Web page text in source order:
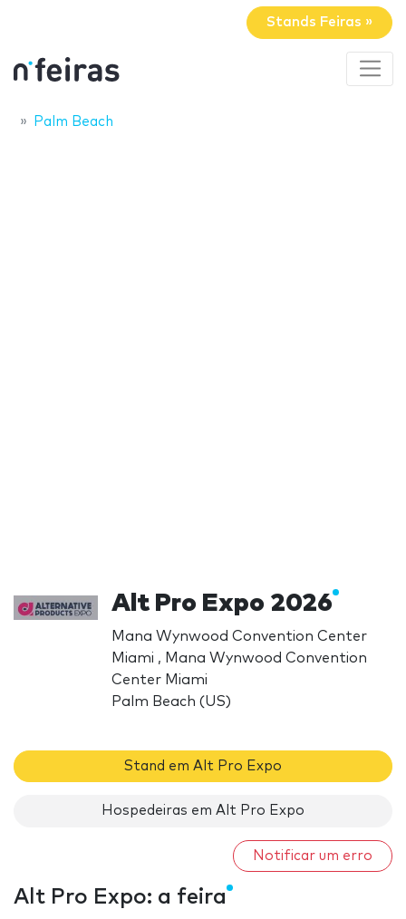
Stands Feiras »
Palm Beach
Alt Pro Expo 2026
Mana Wynwood Convention Center
Miami , Mana Wynwood Convention
Center Miami
Palm Beach (US)
Stand em Alt Pro Expo
Hospedeiras em Alt Pro Expo
Notificar um erro
Alt Pro Expo: a feira